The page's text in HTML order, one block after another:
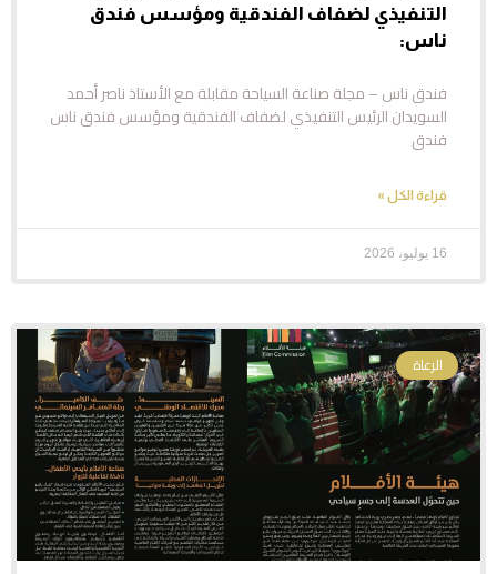
التنفيذي لضفاف الفندقية ومؤسس فندق
ناس:
فندق ناس – مجلة صناعة السياحة مقابلة مع الأستاذ ناصر أحمد
السويدان الرئيس التنفيذي لضفاف الفندقية ومؤسس فندق ناس
فندق
قراءة الكل »
16 يوليو، 2026
الرعاة